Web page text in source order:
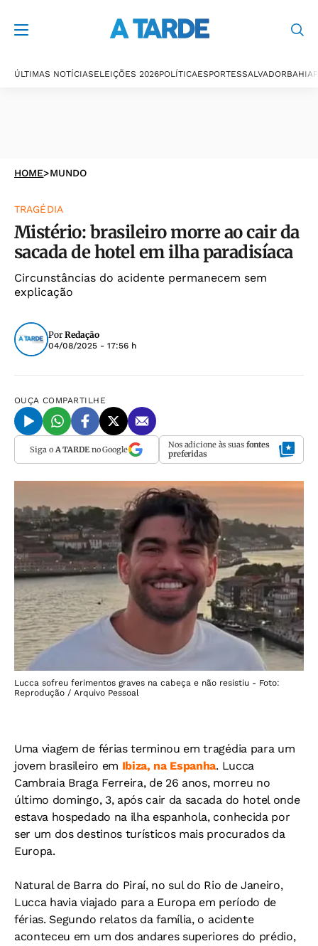
ÚLTIMAS NOTÍCIASELEIÇÕES 2026POLÍTICAESPORTESSALVADORBAHIA
HOME>MUNDO
TRAGÉDIA
Mistério: brasileiro morre ao cair da
sacada de hotel em ilha paradisíaca
Circunstâncias do acidente permanecem sem
explicação
Por Redação
04/08/2025 - 17:56 h
OUÇA COMPARTILHE
Siga o A TARDEno Google Nos adicione às suas fontes
preferidas
Lucca sofreu ferimentos graves na cabeça e não resistiu - Foto:
Reprodução / Arquivo Pessoal
Uma viagem de férias terminou em tragédia para um
jovem brasileiro em Ibiza, na Espanha. Lucca
Cambraia Braga Ferreira, de 26 anos, morreu no
último domingo, 3, após cair da sacada do hotel onde
estava hospedado na ilha espanhola, conhecida por
ser um dos destinos turísticos mais procurados da
Europa.
Natural de Barra do Piraí, no sul do Rio de Janeiro,
Lucca havia viajado para a Europa em período de
férias. Segundo relatos da família, o acidente
aconteceu em um dos andares superiores do prédio,